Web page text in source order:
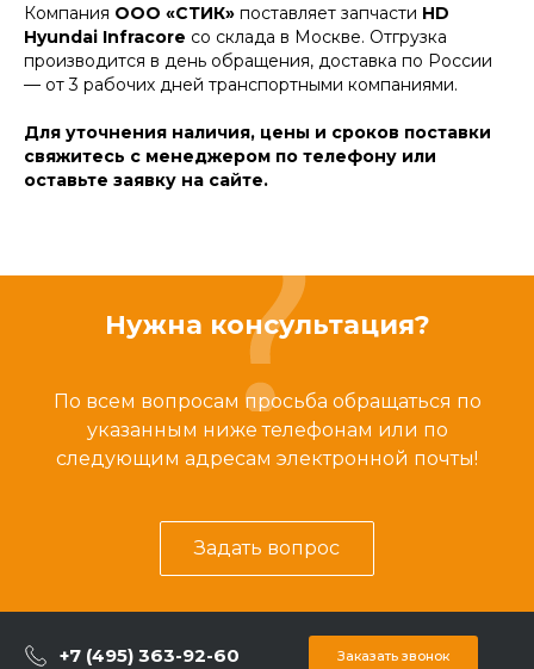
Компания ООО «СТИК» поставляет запчасти HD
Hyundai Infracore со склада в Москве. Отгрузка
производится в день обращения, доставка по России
— от 3 рабочих дней транспортными компаниями.
Для уточнения наличия, цены и сроков поставки
свяжитесь с менеджером по телефону или
оставьте заявку на сайте.
Нужна консультация?
По всем вопросам просьба обращаться по
указанным ниже телефонам или по
следующим адресам электронной почты!
Задать вопрос
+7 (495) 363-92-60 Заказать звонок